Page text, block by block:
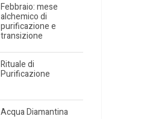
Febbraio: mese
alchemico di
purificazione e
transizione
Rituale di
Purificazione
Acqua Diamantina